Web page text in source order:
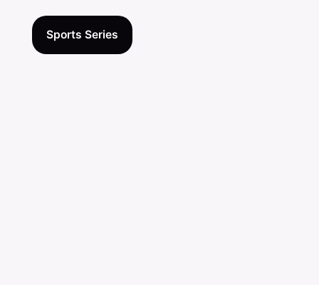
Sports Series